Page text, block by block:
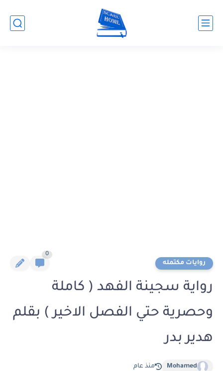
روايات مكتمله
0
رواية سجينة الفهد ( كاملة
وحصرية حتي الفصل الاخير ) بقلم
هدير بدر
Mohamed منذ عام